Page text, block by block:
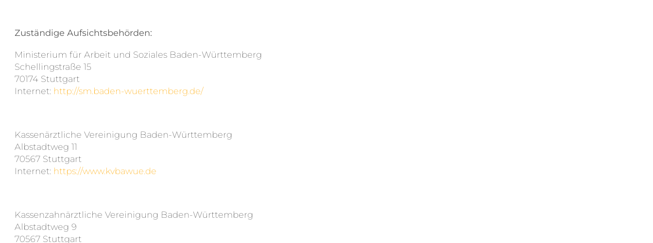
Zuständige Aufsichtsbehörden:
Ministerium für Arbeit und Soziales Baden-Württemberg
Schellingstraße 15
70174 Stuttgart
Internet: http://sm.baden-wuerttemberg.de/
Kassenärztliche Vereinigung Baden-Württemberg
Albstadtweg 11
70567 Stuttgart
Internet: https://www.kvbawue.de
Kassenzahnärztliche Vereinigung Baden-Württemberg
Albstadtweg 9
70567 Stuttgart